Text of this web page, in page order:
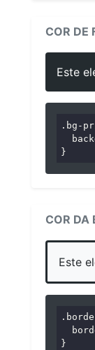
COR DE
Este
.bg-
}
COR DA
Este
}